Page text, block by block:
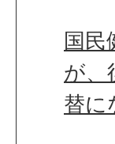
国
が、
替に